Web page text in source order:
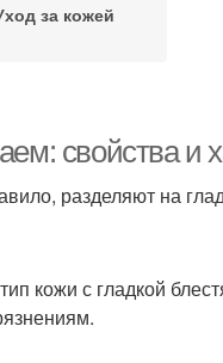
за кожей
свойства и
разделяют на
кожи с гладкой